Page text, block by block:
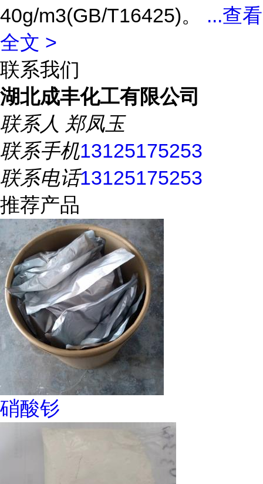
40g/m3(GB/T16425)。 ...查看
全文 >
联系我们
湖北成丰化工有限公司
联系人 郑凤玉
联系手机13125175253
联系电话13125175253
推荐产品
硝酸钐